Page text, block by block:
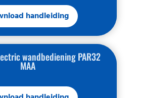
handleiding
wandbediening PAR32
MAA